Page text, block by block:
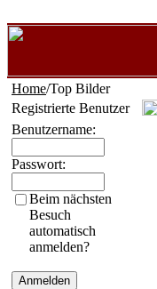
Home/Top Bilder
Registrierte Benutzer
Benutzername:
Passwort:
Beim nächsten
Besuch
automatisch
anmelden?